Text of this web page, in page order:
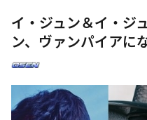
イ・ジュン＆イ・ジ
ン、ヴァンパイアに